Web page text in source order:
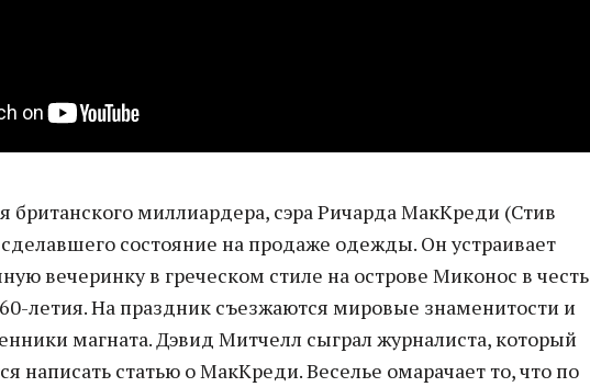
британского миллиардера, сэра Ричарда МакКреди (Стив
состояние на продаже одежды. Он устраивает
вечеринку в греческом стиле на острове Миконос в честь
летия. На праздник съезжаются мировые знаменитости и
магната. Дэвид Митчелл сыграл журналиста, который
написать статью о МакКреди. Веселье омарачает то, что по